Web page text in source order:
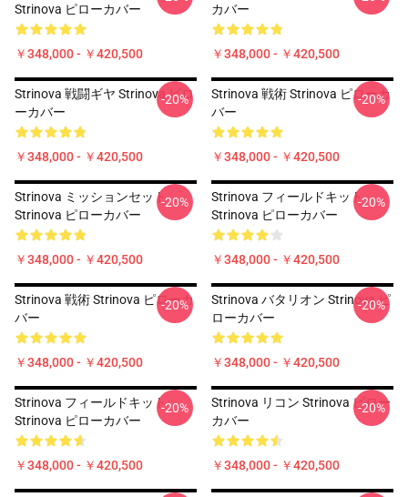
Strinova ピローカバー
￥348,000 - ￥420,500
カバー
￥348,000 - ￥420,500
Strinova 戦闘ギヤ Strinova ピロ
ーカバー
￥348,000 - ￥420,500
-20%
Strinova 戦術 Strinova ピローカ
バー
￥348,000 - ￥420,500
-20%
Strinova ミッションセット
Strinova ピローカバー
￥348,000 - ￥420,500
-20%
Strinova フィールドキット
Strinova ピローカバー
￥348,000 - ￥420,500
-20%
Strinova 戦術 Strinova ピローカ
バー
￥348,000 - ￥420,500
-20%
Strinova バタリオン Strinova ピ
ローカバー
￥348,000 - ￥420,500
-20%
Strinova フィールドキット
Strinova ピローカバー
￥348,000 - ￥420,500
-20%
Strinova リコン Strinova ピロー
カバー
￥348,000 - ￥420,500
-20%